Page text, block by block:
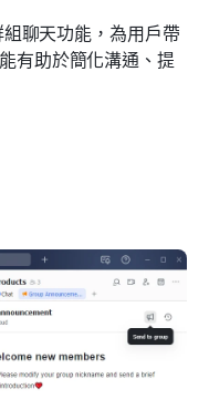
聊天功能，為用戶帶
有助於簡化溝通、提